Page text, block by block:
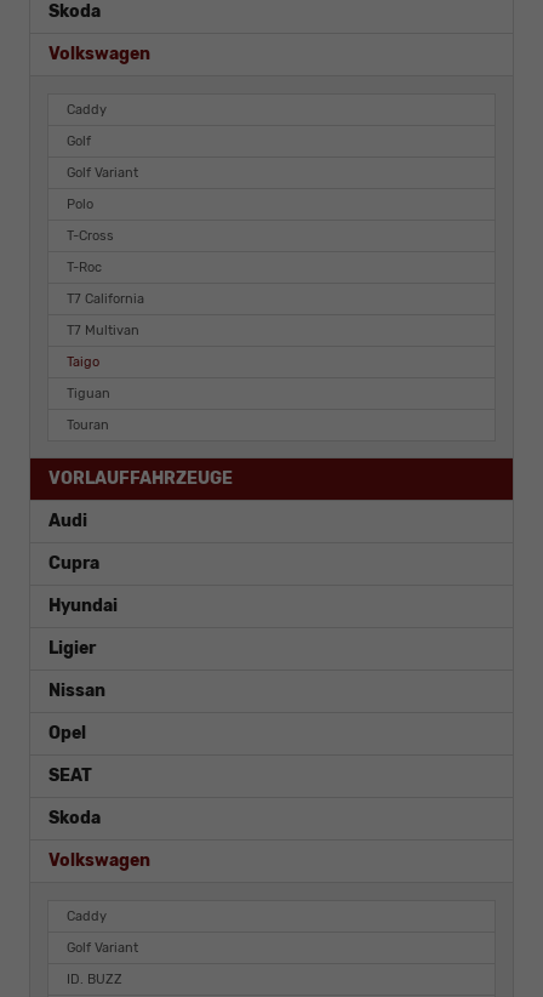
Skoda
Volkswagen
Caddy
Golf
Golf Variant
Polo
T-Cross
T-Roc
T7 California
T7 Multivan
Taigo
Tiguan
Touran
VORLAUFFAHRZEUGE
Audi
Cupra
Hyundai
Ligier
Nissan
Opel
SEAT
Skoda
Volkswagen
Caddy
Golf Variant
ID. BUZZ